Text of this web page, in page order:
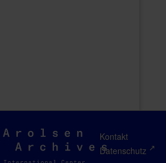
Arolsen
Archives
Kontakt
Datenschutz